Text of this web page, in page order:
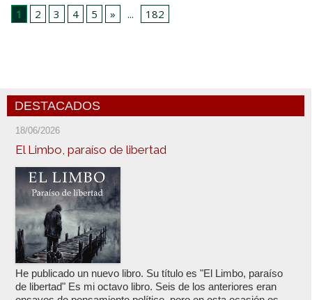
1
2 3 4 5 » ... 182
DESTACADOS
18/06/2026
El Limbo, paraíso de libertad
He publicado un nuevo libro. Su título es "El Limbo, paraíso
de libertad" Es mi octavo libro. Seis de los anteriores eran